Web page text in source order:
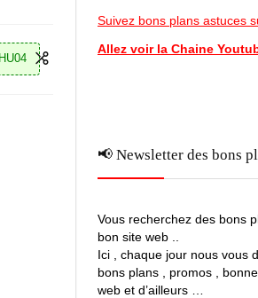
Suivez bons plans astuces
Allez voir la Chaine
📢 Newsletter des bons
Vous recherchez des bons
bon site web ..
Ici , chaque jour nous vous
bons plans , promos ,
web et d’ailleurs …